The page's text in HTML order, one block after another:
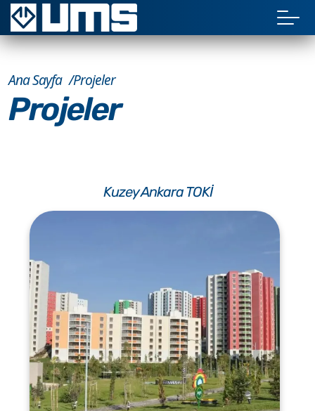
Ana Sayfa Projeler
Projeler
Kuzey Ankara TOKİ